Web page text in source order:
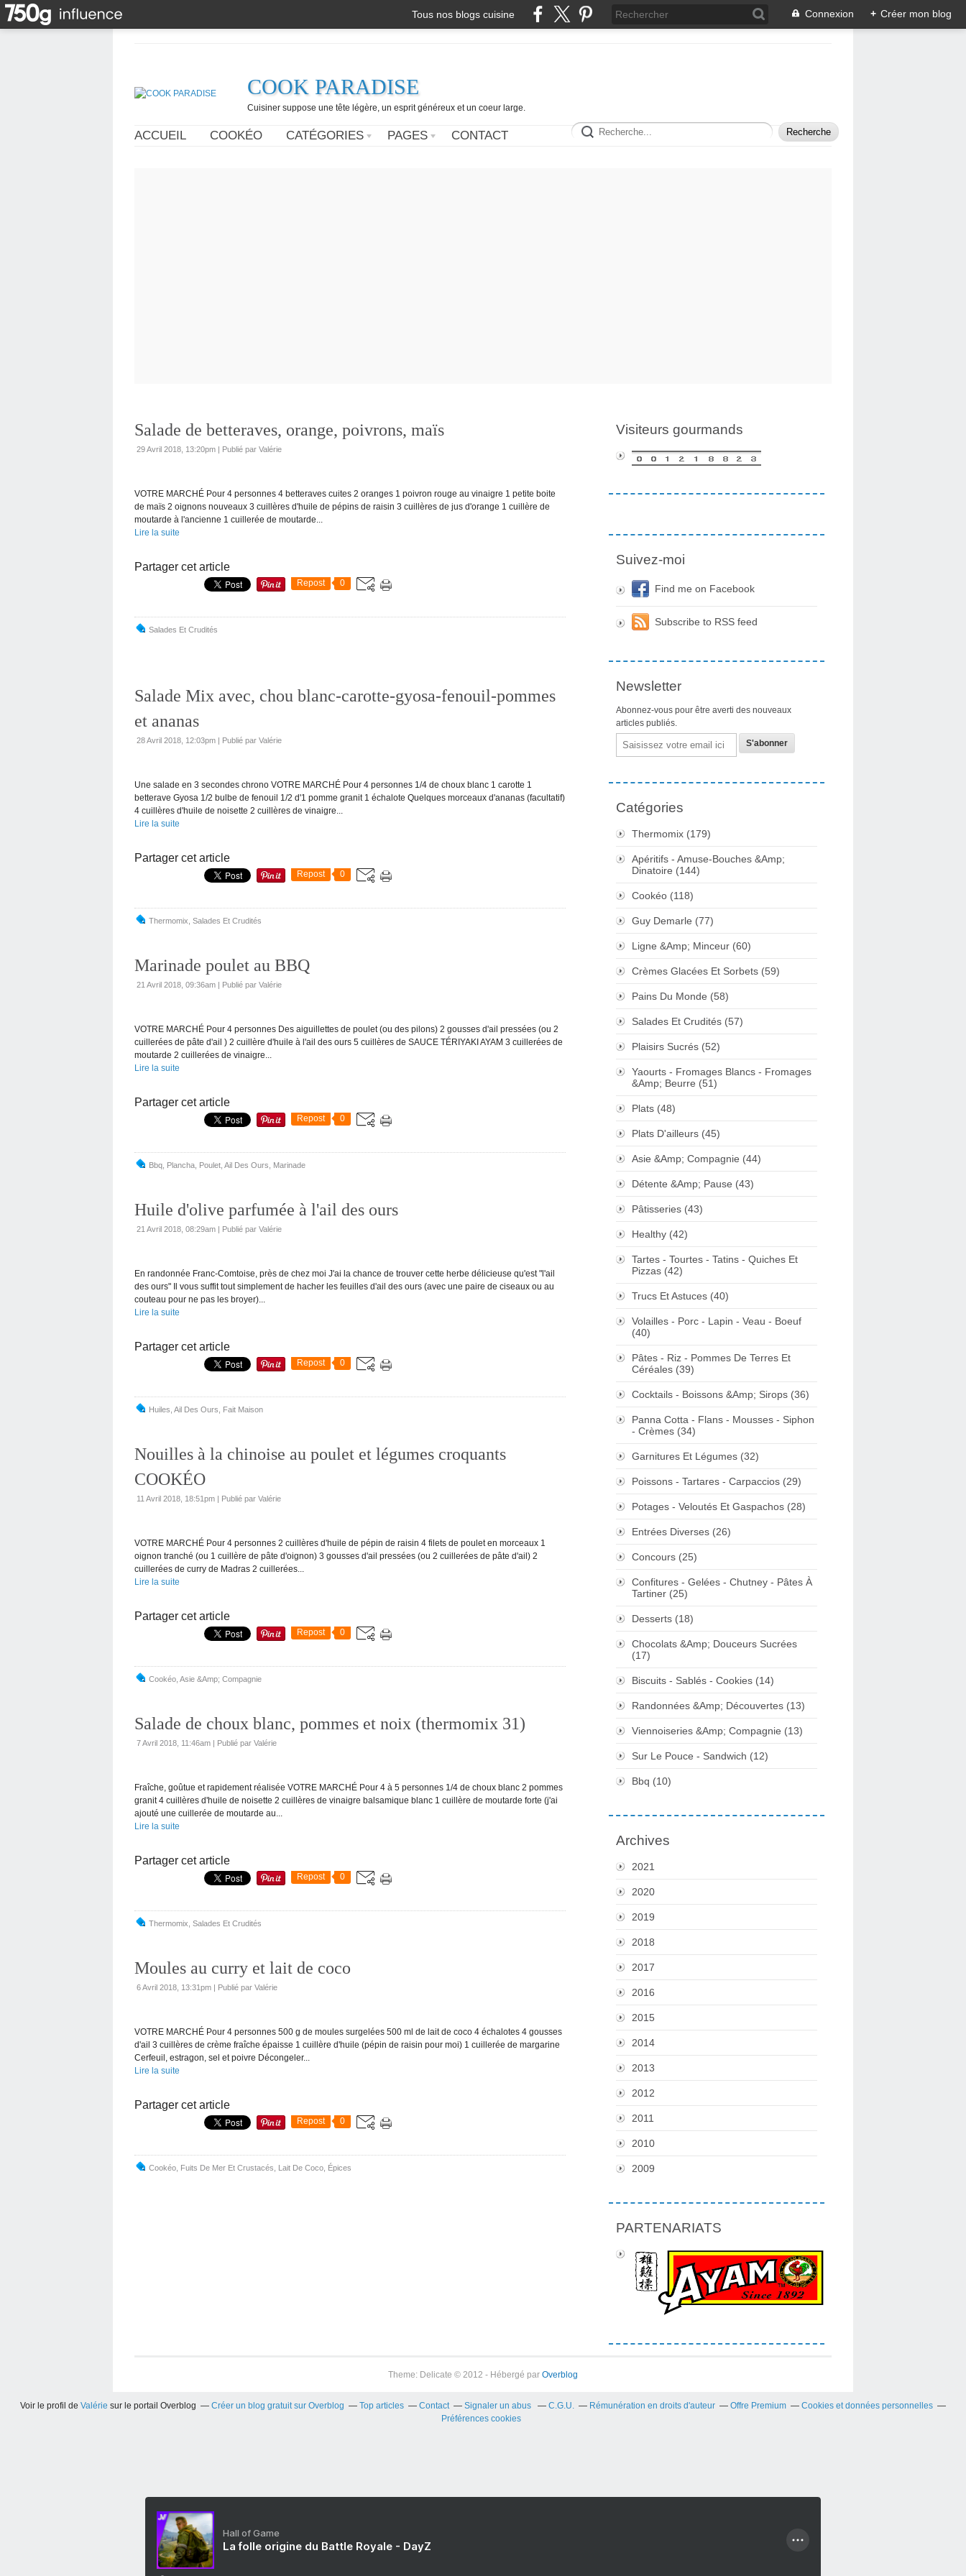
Tous nos blogs cuisine Connexion + Créer mon blog
COOK PARADISE
Cuisiner suppose une tête légère, un esprit généreux et un coeur large.
ACCUEIL COOKÉO CATÉGORIES PAGES CONTACT
Salade de betteraves, orange, poivrons, maïs
29 Avril 2018, 13:20pm | Publié par Valérie
VOTRE MARCHÉ Pour 4 personnes 4 betteraves cuites 2 oranges 1 poivron rouge au vinaigre 1 petite boite
de maïs 2 oignons nouveaux 3 cuillères d'huile de pépins de raisin 3 cuillères de jus d'orange 1 cuillère de
moutarde à l'ancienne 1 cuillerée de moutarde...
Lire la suite
Partager cet article
Repost 0
Salades Et Crudités
Salade Mix avec, chou blanc-carotte-gyosa-fenouil-pommes
et ananas
28 Avril 2018, 12:03pm | Publié par Valérie
Une salade en 3 secondes chrono VOTRE MARCHÉ Pour 4 personnes 1/4 de choux blanc 1 carotte 1
betterave Gyosa 1/2 bulbe de fenouil 1/2 d'1 pomme granit 1 échalote Quelques morceaux d'ananas (facultatif)
4 cuillères d'huile de noisette 2 cuillères de vinaigre...
Lire la suite
Partager cet article
Repost 0
Thermomix Salades Et Crudités
Marinade poulet au BBQ
21 Avril 2018, 09:36am | Publié par Valérie
VOTRE MARCHÉ Pour 4 personnes Des aiguillettes de poulet (ou des pilons) 2 gousses d'ail pressées (ou 2
cuillerées de pâte d'ail ) 2 cuillère d'huile à l'ail des ours 5 cuillères de SAUCE TÉRIYAKI AYAM 3 cuillerées de
moutarde 2 cuillerées de vinaigre...
Lire la suite
Partager cet article
Repost 0
Bbq Plancha Poulet Ail Des Ours Marinade
Huile d'olive parfumée à l'ail des ours
21 Avril 2018, 08:29am | Publié par Valérie
En randonnée Franc-Comtoise, près de chez moi J'ai la chance de trouver cette herbe délicieuse qu'est "l'ail
des ours" Il vous suffit tout simplement de hacher les feuilles d'ail des ours (avec une paire de ciseaux ou au
couteau pour ne pas les broyer)...
Lire la suite
Partager cet article
Repost 0
Huiles Ail Des Ours Fait Maison
Nouilles à la chinoise au poulet et légumes croquants
COOKÉO
11 Avril 2018, 18:51pm | Publié par Valérie
VOTRE MARCHÉ Pour 4 personnes 2 cuillères d'huile de pépin de raisin 4 filets de poulet en morceaux 1
oignon tranché (ou 1 cuillère de pâte d'oignon) 3 gousses d'ail pressées (ou 2 cuillerées de pâte d'ail) 2
cuillerées de curry de Madras 2 cuillerées...
Lire la suite
Partager cet article
Repost 0
Cookéo Asie &Amp; Compagnie
Salade de choux blanc, pommes et noix (thermomix 31)
7 Avril 2018, 11:46am | Publié par Valérie
Fraîche, goûtue et rapidement réalisée VOTRE MARCHÉ Pour 4 à 5 personnes 1/4 de choux blanc 2 pommes
granit 4 cuillères d'huile de noisette 2 cuillères de vinaigre balsamique blanc 1 cuillère de moutarde forte (j'ai
ajouté une cuillerée de moutarde au...
Lire la suite
Partager cet article
Repost 0
Thermomix Salades Et Crudités
Moules au curry et lait de coco
6 Avril 2018, 13:31pm | Publié par Valérie
VOTRE MARCHÉ Pour 4 personnes 500 g de moules surgelées 500 ml de lait de coco 4 échalotes 4 gousses
d'ail 3 cuillères de crème fraîche épaisse 1 cuillère d'huile (pépin de raisin pour moi) 1 cuillerée de margarine
Cerfeuil, estragon, sel et poivre Décongeler...
Lire la suite
Partager cet article
Repost 0
Cookéo Fuits De Mer Et Crustacés Lait De Coco Épices
Visiteurs gourmands
Suivez-moi
Find me on Facebook
Subscribe to RSS feed
Newsletter
Abonnez-vous pour être averti des nouveaux
articles publiés.
Email
Catégories
Thermomix (179)
Apéritifs - Amuse-Bouches &Amp;
Dinatoire (144)
Cookéo (118)
Guy Demarle (77)
Ligne &Amp; Minceur (60)
Crèmes Glacées Et Sorbets (59)
Pains Du Monde (58)
Salades Et Crudités (57)
Plaisirs Sucrés (52)
Yaourts - Fromages Blancs - Fromages
&Amp; Beurre (51)
Plats (48)
Plats D'ailleurs (45)
Asie &Amp; Compagnie (44)
Détente &Amp; Pause (43)
Pâtisseries (43)
Healthy (42)
Tartes - Tourtes - Tatins - Quiches Et
Pizzas (42)
Trucs Et Astuces (40)
Volailles - Porc - Lapin - Veau - Boeuf
(40)
Pâtes - Riz - Pommes De Terres Et
Céréales (39)
Cocktails - Boissons &Amp; Sirops (36)
Panna Cotta - Flans - Mousses - Siphon
- Crèmes (34)
Garnitures Et Légumes (32)
Poissons - Tartares - Carpaccios (29)
Potages - Veloutés Et Gaspachos (28)
Entrées Diverses (26)
Concours (25)
Confitures - Gelées - Chutney - Pâtes À
Tartiner (25)
Desserts (18)
Chocolats &Amp; Douceurs Sucrées
(17)
Biscuits - Sablés - Cookies (14)
Randonnées &Amp; Découvertes (13)
Viennoiseries &Amp; Compagnie (13)
Sur Le Pouce - Sandwich (12)
Bbq (10)
Archives
2021
2020
2019
2018
2017
2016
2015
2014
2013
2012
2011
2010
2009
PARTENARIATS
Theme: Delicate © 2012 - Hébergé par Overblog
Voir le profil de Valérie sur le portail Overblog Créer un blog gratuit sur Overblog Top articles Contact Signaler un abus C.G.U. Rémunération en droits d'auteur Offre Premium
Cookies et données personnelles
Préférences cookies
Hall of Game
La folle origine du Battle Royale - DayZ